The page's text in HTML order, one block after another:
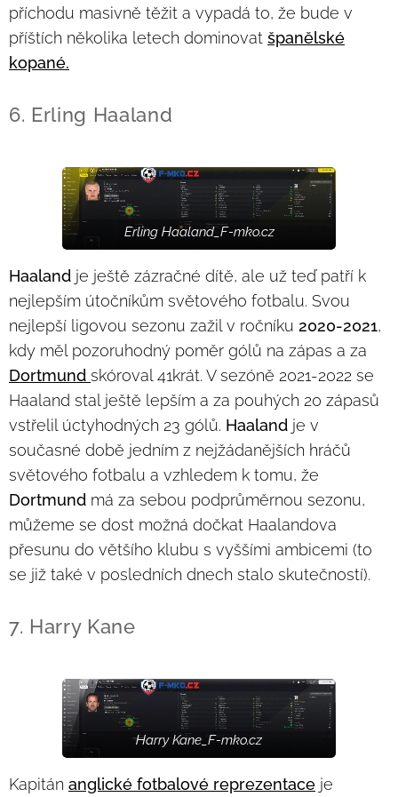
příchodu masivně těžit a vypadá to, že bude v
příštích několika letech dominovat španělské
kopané.
6. Erling Haaland
Erling Haaland_F-mko.cz
Haaland je ještě zázračné dítě, ale už teď patří k
nejlepším útočníkům světového fotbalu. Svou
nejlepší ligovou sezonu zažil v ročníku 2020-2021,
kdy měl pozoruhodný poměr gólů na zápas a za
Dortmund skóroval 41krát. V sezóně 2021-2022 se
Haaland stal ještě lepším a za pouhých 20 zápasů
vstřelil úctyhodných 23 gólů. Haaland je v
současné době jedním z nejžádanějších hráčů
světového fotbalu a vzhledem k tomu, že
Dortmund má za sebou podprůměrnou sezonu,
můžeme se dost možná dočkat Haalandova
přesunu do většího klubu s vyššími ambicemi (to
se již také v posledních dnech stalo skutečností).
7. Harry Kane
Harry Kane_F-mko.cz
Kapitán anglické fotbalové reprezentace je